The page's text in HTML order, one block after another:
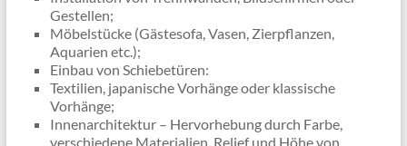
Gestellen;
Möbelstücke (Gästesofa, Vasen, Zierpflanzen,
Aquarien etc.);
Einbau von Schiebetüren:
Textilien, japanische Vorhänge oder klassische
Vorhänge;
Innenarchitektur – Hervorhebung durch Farbe,
verschiedene Materialien, Relief und Höhe von